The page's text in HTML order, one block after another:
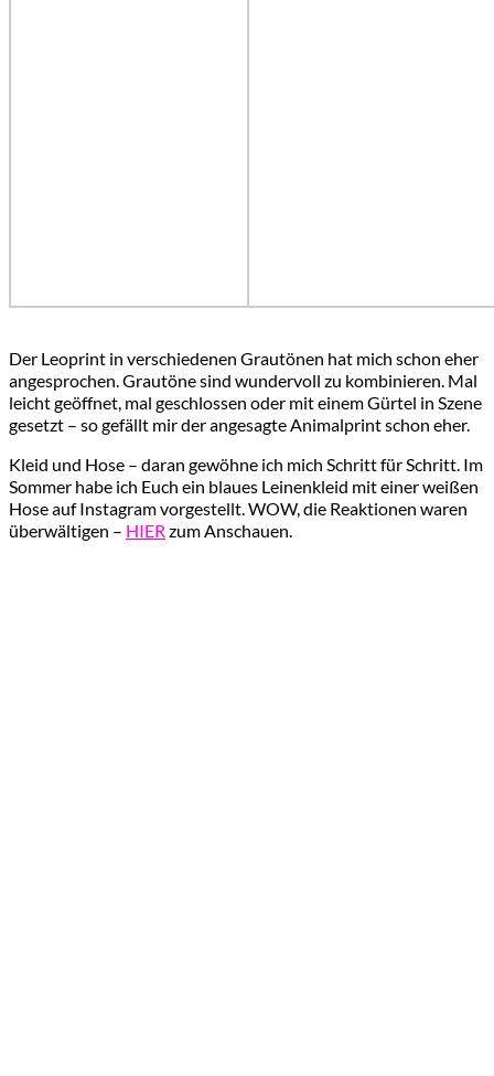
Der Leoprint in verschiedenen Grautönen hat mich schon eher
angesprochen. Grautöne sind wundervoll zu kombinieren. Mal
leicht geöffnet, mal geschlossen oder mit einem Gürtel in Szene
gesetzt – so gefällt mir der angesagte Animalprint schon eher.
Kleid und Hose – daran gewöhne ich mich Schritt für Schritt. Im
Sommer habe ich Euch ein blaues Leinenkleid mit einer weißen
Hose auf Instagram vorgestellt. WOW, die Reaktionen waren
überwältigen – HIER zum Anschauen.